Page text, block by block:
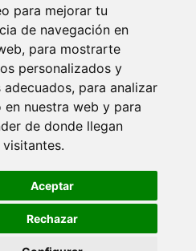
para mejorar tu
de navegación en
para mostrarte
personalizados y
adecuados, para analizar
nuestra web y para
de donde llegan
Aceptar
Rechazar
preferences